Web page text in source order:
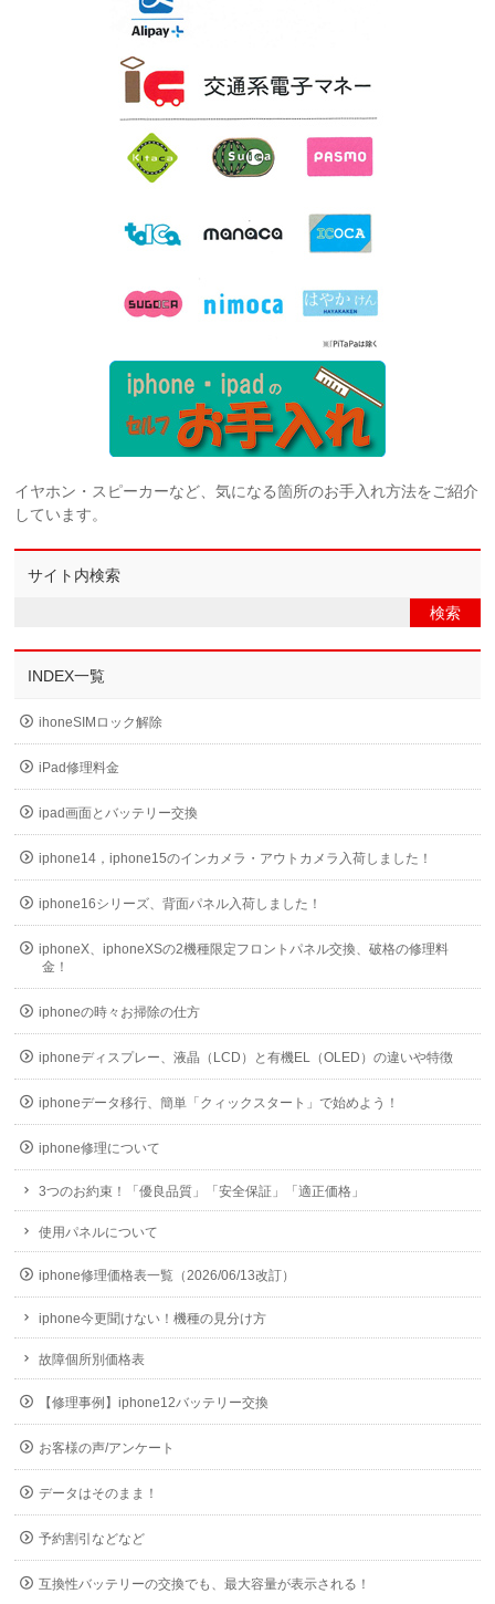
イヤホン・スピーカーなど、気になる箇所のお手入れ方法をご紹介
しています。
サイト内検索
INDEX一覧
ihoneSIMロック解除
iPad修理料金
ipad画面とバッテリー交換
iphone14，iphone15のインカメラ・アウトカメラ入荷しました！
iphone16シリーズ、背面パネル入荷しました！
iphoneX、iphoneXSの2機種限定フロントパネル交換、破格の修理料
金！
iphoneの時々お掃除の仕方
iphoneディスプレー、液晶（LCD）と有機EL（OLED）の違いや特徴
iphoneデータ移行、簡単「クィックスタート」で始めよう！
iphone修理について
3つのお約束！「優良品質」「安全保証」「適正価格」
使用パネルについて
iphone修理価格表一覧（2026/06/13改訂）
iphone今更聞けない！機種の見分け方
故障個所別価格表
【修理事例】iphone12バッテリー交換
お客様の声/アンケート
データはそのまま！
予約割引などなど
互換性バッテリーの交換でも、最大容量が表示される！